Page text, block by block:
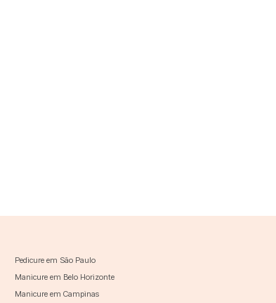
Pedicure em São Paulo
Manicure em Belo Horizonte
Manicure em Campinas